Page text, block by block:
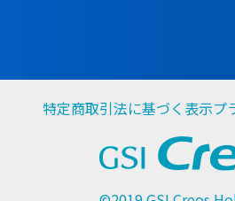
特定商取引法に基づく表示プ